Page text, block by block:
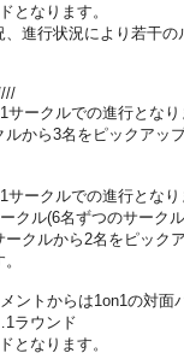
となります。
進行状況により若干の
ークルでの進行となり
から3名をピックアッ
ークルでの進行となり
クル(6名ずつのサーク
ークルから2名をピック
トからは1on1の対面
ラウンド
となります。